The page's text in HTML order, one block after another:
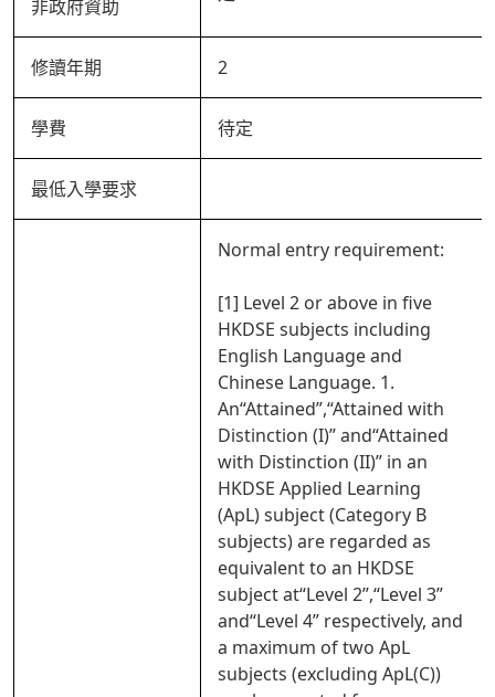
非政府資助
修讀年期 2
學費 待定
最低入學要求
Normal entry requirement:
[1] Level 2 or above in five
HKDSE subjects including
English Language and
Chinese Language. 1.
An“Attained”,“Attained with
Distinction (I)” and“Attained
with Distinction (II)” in an
HKDSE Applied Learning
(ApL) subject (Category B
subjects) are regarded as
equivalent to an HKDSE
subject at“Level 2”,“Level 3”
and“Level 4” respectively, and
a maximum of two ApL
subjects (excluding ApL(C))